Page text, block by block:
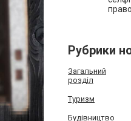
Рубрики
Загальний
розділ
Туризм
Будівництво